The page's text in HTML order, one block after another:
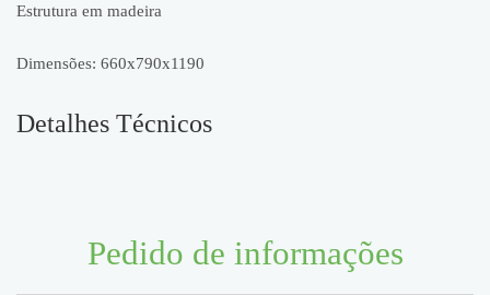
Estrutura em madeira
Dimensões: 660x790x1190
Detalhes Técnicos
Pedido de informações